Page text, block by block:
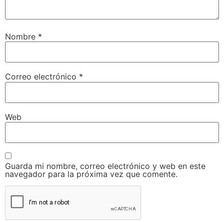
Nombre *
Correo electrónico *
Web
Guarda mi nombre, correo electrónico y web en este
navegador para la próxima vez que comente.